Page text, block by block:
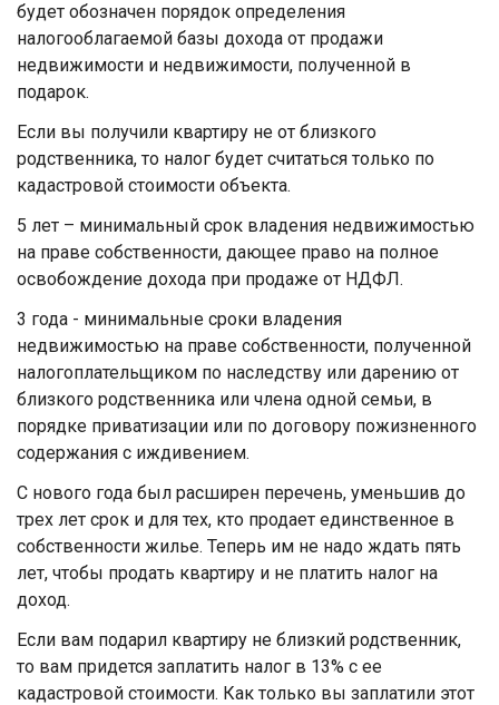
будет обозначен порядок определения
налогооблагаемой базы дохода от продажи
недвижимости и недвижимости, полученной в
подарок.
Если вы получили квартиру не от близкого
родственника, то налог будет считаться только по
кадастровой стоимости объекта.
5 лет – минимальный срок владения недвижимостью
на праве собственности, дающее право на полное
освобождение дохода при продаже от НДФЛ.
3 года - минимальные сроки владения
недвижимостью на праве собственности, полученной
налогоплательщиком по наследству или дарению от
близкого родственника или члена одной семьи, в
порядке приватизации или по договору пожизненного
содержания с иждивением.
С нового года был расширен перечень, уменьшив до
трех лет срок и для тех, кто продает единственное в
собственности жилье. Теперь им не надо ждать пять
лет, чтобы продать квартиру и не платить налог на
доход.
Если вам подарил квартиру не близкий родственник,
то вам придется заплатить налог в 13% с ее
кадастровой стоимости. Как только вы заплатили этот